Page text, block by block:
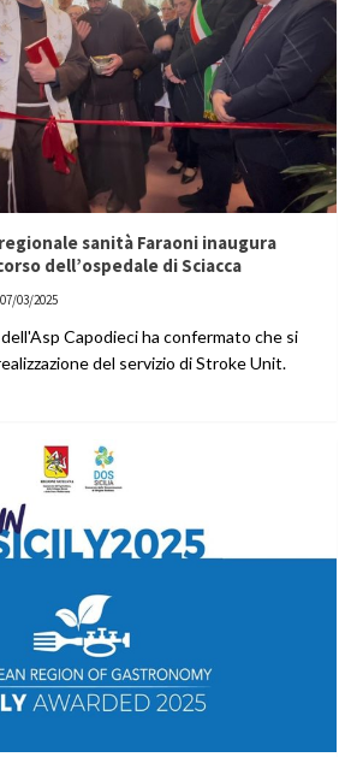
sanità Faraoni inaugura
dell’ospedale di Sciacca
07/03/2025
Capodieci ha confermato che si
del servizio di Stroke Unit.